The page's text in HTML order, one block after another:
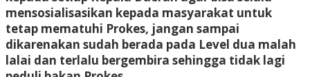
mensosialisasikan kepada masyarakat untuk
tetap mematuhi Prokes, jangan sampai
dikarenakan sudah berada pada Level dua malah
lalai dan terlalu bergembira sehingga tidak lagi